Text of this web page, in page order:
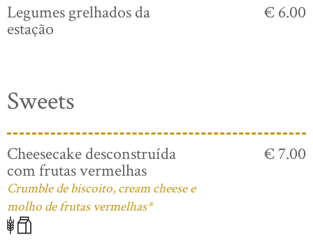
Legumes grelhados da
estação
€ 6.00
Sweets
Cheesecake desconstruída
com frutas vermelhas
Crumble de biscoito, cream cheese e
molho de frutas vermelhas*
€ 7.00